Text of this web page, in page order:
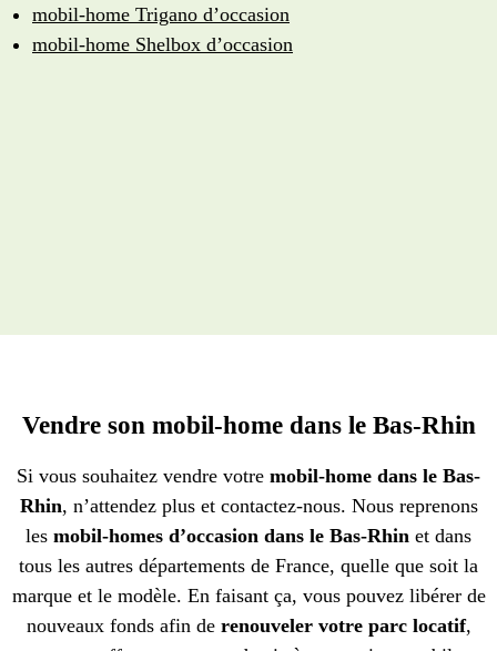
mobil-home Trigano d’occasion
mobil-home Shelbox d’occasion
Vendre son mobil-home dans le Bas-Rhin
Si vous souhaitez vendre votre mobil-home dans le Bas-
Rhin, n’attendez plus et contactez-nous. Nous reprenons
les mobil-homes d’occasion dans le Bas-Rhin et dans
tous les autres départements de France, quelle que soit la
marque et le modèle. En faisant ça, vous pouvez libérer de
nouveaux fonds afin de renouveler votre parc locatif,